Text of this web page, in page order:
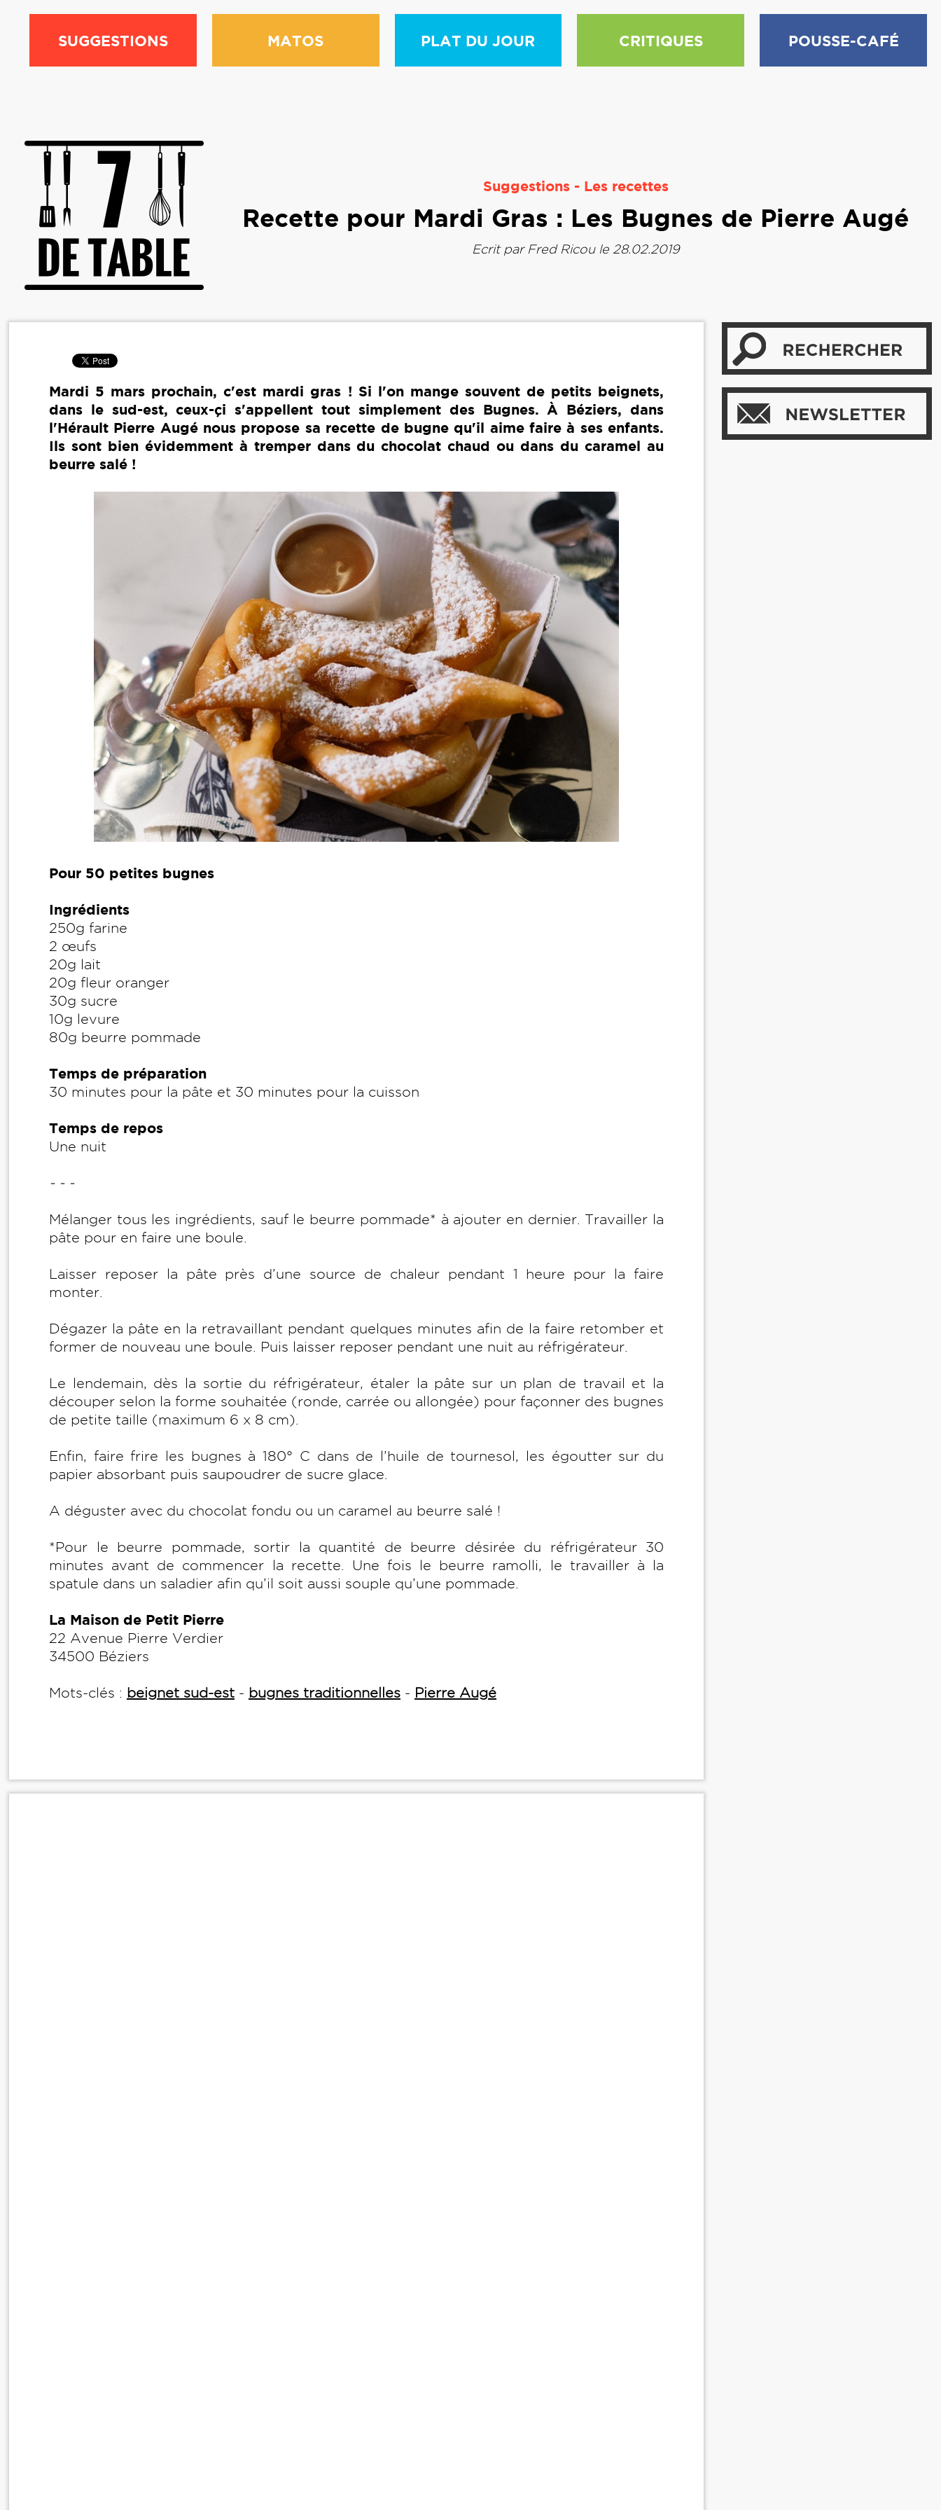
SUGGESTIONS MATOS PLAT DU JOUR CRITIQUES POUSSE-CAFÉ
Suggestions- Les recettes
Recette pour Mardi Gras : Les Bugnes de Pierre Augé
Ecrit par Fred Ricoule 28.02.2019
Mardi 5 mars prochain, c'est mardi gras ! Si l'on mange souvent de petits beignets,
dans le sud-est, ceux-çi s'appellent tout simplement des Bugnes. À Béziers, dans
l'Hérault Pierre Augé nous propose sa recette de bugne qu'il aime faire à ses enfants.
Ils sont bien évidemment à tremper dans du chocolat chaud ou dans du caramel au
beurre salé !
Pour 50 petites bugnes
Ingrédients
250g farine
2 œufs
20g lait
20g fleur oranger
30g sucre
10g levure
80g beurre pommade
Temps de préparation
30 minutes pour la pâte et 30 minutes pour la cuisson
Temps de repos
Une nuit
- - -
Mélanger tous les ingrédients, sauf le beurre pommade* à ajouter en dernier. Travailler la
pâte pour en faire une boule.
Laisser reposer la pâte près d’une source de chaleur pendant 1 heure pour la faire
monter.
Dégazer la pâte en la retravaillant pendant quelques minutes afin de la faire retomber et
former de nouveau une boule. Puis laisser reposer pendant une nuit au réfrigérateur.
Le lendemain, dès la sortie du réfrigérateur, étaler la pâte sur un plan de travail et la
découper selon la forme souhaitée (ronde, carrée ou allongée) pour façonner des bugnes
de petite taille (maximum 6 x 8 cm).
Enfin, faire frire les bugnes à 180° C dans de l’huile de tournesol, les égoutter sur du
papier absorbant puis saupoudrer de sucre glace.
A déguster avec du chocolat fondu ou un caramel au beurre salé !
*Pour le beurre pommade, sortir la quantité de beurre désirée du réfrigérateur 30
minutes avant de commencer la recette. Une fois le beurre ramolli, le travailler à la
spatule dans un saladier afin qu’il soit aussi souple qu’une pommade.
La Maison de Petit Pierre
22 Avenue Pierre Verdier
34500 Béziers
Mots-clés : beignet sud-est - bugnes traditionnelles - Pierre Augé